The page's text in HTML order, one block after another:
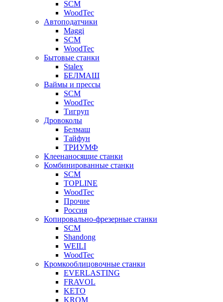
SCM
WoodTec
Автоподатчики
Maggi
SCM
WoodTec
Бытовые станки
Stalex
БЕЛМАШ
Ваймы и прессы
SCM
WoodTec
Тигруп
Дровоколы
Белмаш
Тайфун
ТРИУМФ
Клеенаносящие станки
Комбинированные станки
SCM
TOPLINE
WoodTec
Прочие
Россия
Копировально-фрезерные станки
SCM
Shandong
WEILI
WoodTec
Кромкооблицовочные станки
EVERLASTING
FRAVOL
KETO
KROM